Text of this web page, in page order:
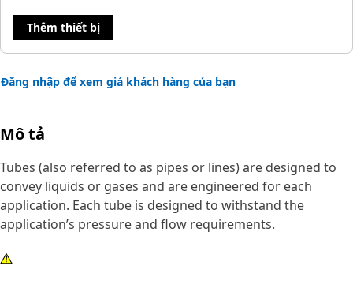
Thêm thiết bị
Đăng nhập để xem giá khách hàng của bạn
Mô tả
Tubes (also referred to as pipes or lines) are designed to
convey liquids or gases and are engineered for each
application. Each tube is designed to withstand the
application’s pressure and flow requirements.